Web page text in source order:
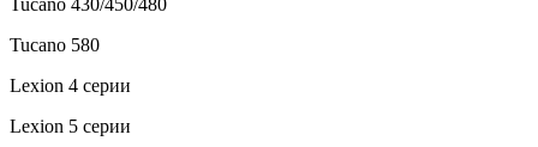
Tucano 580
Lexion 4 серии
Lexion 5 серии